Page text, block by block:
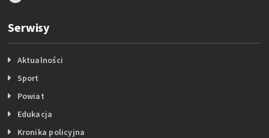
Serwisy
Aktualności
Sport
Powiat
Edukacja
Kronika policyjna